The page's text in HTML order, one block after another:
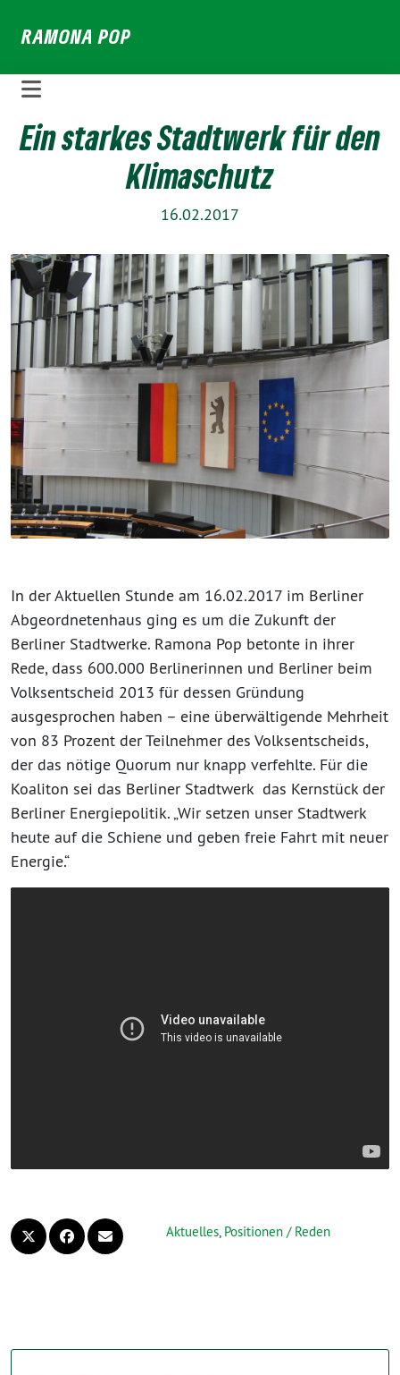
zumRAMONA POP
Ein starkes Stadtwerk für den
Klimaschutz
16.02.2017
In der Aktuellen Stunde am 16.02.2017 im Berliner
Abgeordnetenhaus ging es um die Zukunft der
Berliner Stadtwerke. Ramona Pop betonte in ihrer
Rede, dass 600.000 Berlinerinnen und Berliner beim
Volksentscheid 2013 für dessen Gründung
ausgesprochen haben – eine überwältigende Mehrheit
von 83 Prozent der Teilnehmer des Volksentscheids,
der das nötige Quorum nur knapp verfehlte. Für die
Koaliton sei das Berliner Stadtwerk das Kernstück der
Berliner Energiepolitik. „Wir setzen unser Stadtwerk
heute auf die Schiene und geben freie Fahrt mit neuer
Energie.“
Aktuelles, Positionen / Reden